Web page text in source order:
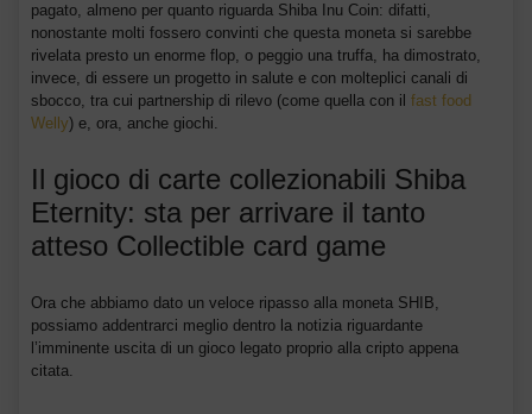
pagato, almeno per quanto riguarda Shiba Inu Coin: difatti,
nonostante molti fossero convinti che questa moneta si sarebbe
rivelata presto un enorme flop, o peggio una truffa, ha dimostrato,
invece, di essere un progetto in salute e con molteplici canali di
sbocco, tra cui partnership di rilevo (come quella con il fast food
Welly) e, ora, anche giochi.
Il gioco di carte collezionabili Shiba
Eternity: sta per arrivare il tanto
atteso Collectible card game
Ora che abbiamo dato un veloce ripasso alla moneta SHIB,
possiamo addentrarci meglio dentro la notizia riguardante
l’imminente uscita di un gioco legato proprio alla cripto appena
citata.